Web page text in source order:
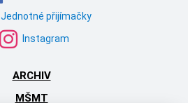
Jednotné přijímačky
Instagram
ARCHIV
MŠMT